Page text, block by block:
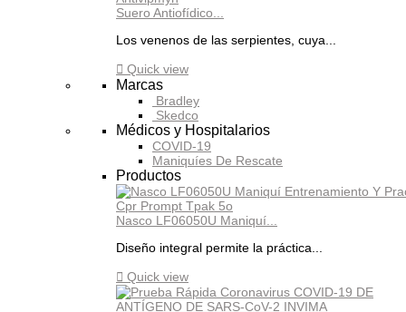
Suero Antiofídico...
Los venenos de las serpientes, cuya...
 Quick view
Marcas
Bradley
Skedco
Médicos y Hospitalarios
COVID-19
Maniquíes De Rescate
Productos
Nasco LF06050U Maniquí...
Diseño integral permite la práctica...
 Quick view